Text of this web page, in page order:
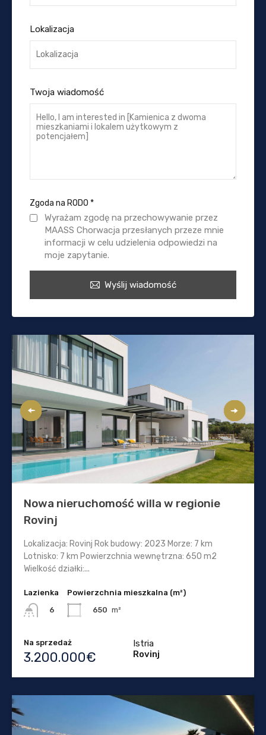
Lokalizacja
Twoja wiadomość
Zgoda na RODO *
Wyrażam zgodę na przechowywanie przez
MAASS Chorwacja przesłanych przeze mnie
informacji w celu udzielenia odpowiedzi na
moje zapytanie.
Wyślij wiadomość
Nowa nieruchomość willa w regionie
Rovinj
Lokalizacja: Rovinj Rok budowy: 2023 Morze: 7 km
Lotnisko: 7 km Powierzchnia wewnętrzna: 650 m2
Wielkość działki:...
Lazienka
6
Powierzchnia mieszkalna (m²)
650 m²
Na sprzedaż
3.200.000€
Istria
Rovinj